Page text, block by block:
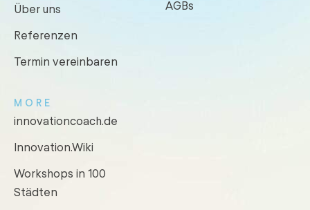
Über uns
Referenzen
Termin vereinbaren
AGBs
MORE
innovationcoach.de
Innovation.Wiki
Workshops in 100
Städten